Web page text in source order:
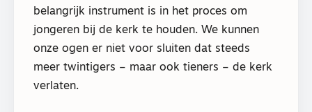
belangrijk instrument is in het proces om
jongeren bij de kerk te houden. We kunnen
onze ogen er niet voor sluiten dat steeds
meer twintigers – maar ook tieners – de kerk
verlaten.